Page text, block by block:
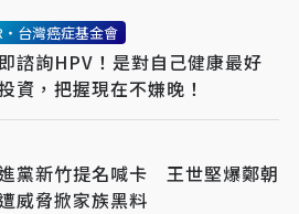
・台灣癌症基金會
諮詢HPV！是對自己健康最好
資，把握現在不嫌晚！
黨新竹提名喊卡 王世堅爆鄭朝
威脅掀家族黑料